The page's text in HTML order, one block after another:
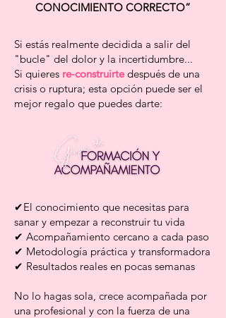
CONOCIMIENTO CORRECTO”
Si estás realmente decidida a salir del
"bucle" del dolor y la incertidumbre...
Si quieres re-construirte después de una
crisis o ruptura; esta opción puede ser el
mejor regalo que puedes darte:
✔El conocimiento que necesitas para
sanar y empezar a reconstruir tu vida
✔ Acompañamiento cercano a cada paso
✔ Metodología práctica y transformadora
✔ Resultados reales en pocas semanas
No lo hagas sola, crece acompañada por
una profesional y con la fuerza de una